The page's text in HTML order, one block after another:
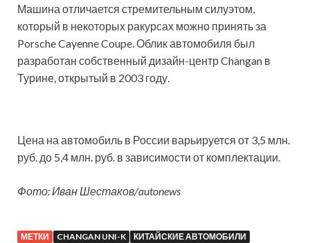
Машина отличается стремительным силуэтом,
который в некоторых ракурсах можно принять за
Porsche Cayenne Coupe. Облик автомобиля был
разработан собственный дизайн-центр Changan в
Турине, открытый в 2003 году.
Цена на автомобиль в России варьируется от 3,5 млн.
руб. до 5,4 млн. руб. в зависимости от комплектации.
Фото: Иван Шестаков/autonews
МЕТКИ CHANGAN UNI-K
КИТАЙСКИЕ АВТОМОБИЛИ